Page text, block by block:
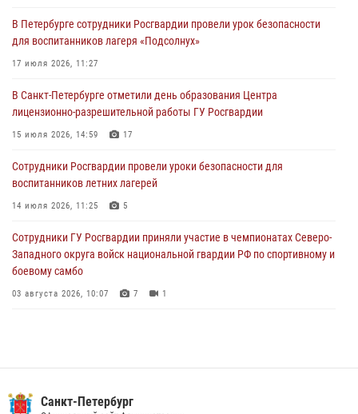
03 августа 2026, 14:15 3 1
Росгвардейцы приняли участие в Большом семейном фестивале
В Ленинградской области сотрудники Росгвардии обнаружили
пропавшего мальчика с нарушением слуха и помогли ему вернуться
03 августа 2026, 11:51
В Санкт-Петербурге при содействии СОБР Росгвардии задержаны
03 августа 2026, 10:15 1
В Петербурге сотрудники Росгвардии провели урок безопасности
для воспитанников лагеря «Подсолнух»
17 июля 2026, 11:27
В Санкт-Петербурге отметили день образования Центра
лицензионно-разрешительной работы ГУ Росгвардии
15 июля 2026, 14:59 17
Сотрудники Росгвардии провели уроки безопасности для
воспитанников летних лагерей
14 июля 2026, 11:25 5
Сотрудники ГУ Росгвардии приняли участие в чемпионатах Северо-
Западного округа войск национальной гвардии РФ по спортивному и
боевому самбо
03 августа 2026, 10:07 7 1
В Красногвардейском районе росгвардейцы задержали хулигана,
Санкт-Петербург